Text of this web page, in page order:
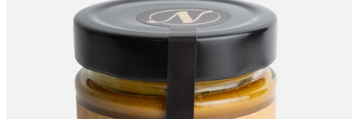
z
5
hviezdičiek.